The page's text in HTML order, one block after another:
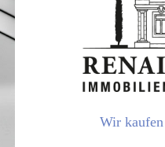
Wir